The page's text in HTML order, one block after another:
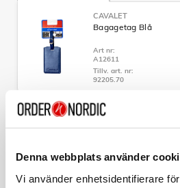
Denna webbplats använder
Vi använder enhetsidentifierare
- Volym: 100-113L
- Garanti: 10 års fabrikationsgaranti
CAVALET
Bagagetag Blå
Art nr:
A12611
Tillv. art. nr:
92205.70
CAVALET
A12612
92205.90